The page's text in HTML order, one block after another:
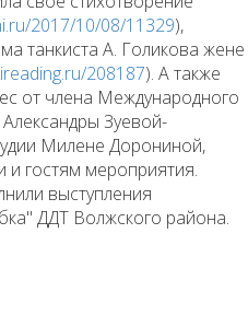
2017/10/08/11329),
танкиста А. Голикова жене
208187). А также
от члена Международного
Зуевой-
Милене Дорониной,
и гостям мероприятия.
выступления
ДДТ Волжского района.